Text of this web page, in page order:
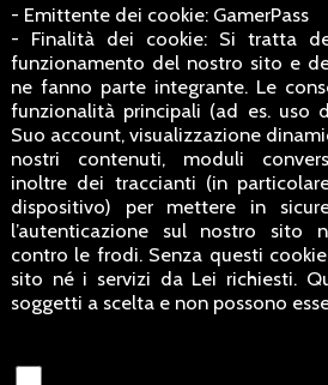
- Emittente dei cookie: GamerPass
- Finalità dei cookie: Si tratta
funzionamento del nostro sito e
ne fanno parte integrante. Le
funzionalità principali (ad es. uso
Suo account, visualizzazione
nostri contenuti, moduli
inoltre dei traccianti (in
dispositivo) per mettere in
l’autenticazione sul nostro sito
contro le frodi. Senza questi
sito né i servizi da Lei richiesti.
soggetti a scelta e non possono